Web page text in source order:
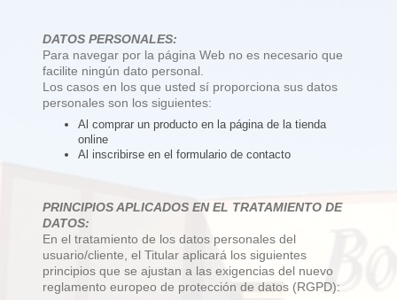
DATOS PERSONALES:
Para navegar por la página Web no es necesario que
facilite ningún dato personal.
Los casos en los que usted sí proporciona sus datos
personales son los siguientes:
Al comprar un producto en la página de la tienda
online
Al inscribirse en el formulario de contacto
PRINCIPIOS APLICADOS EN EL TRATAMIENTO DE
DATOS:
En el tratamiento de los datos personales del
usuario/cliente, el Titular aplicará los siguientes
principios que se ajustan a las exigencias del nuevo
reglamento europeo de protección de datos (RGPD):